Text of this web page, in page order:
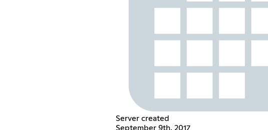
Server created
September 9th, 2017